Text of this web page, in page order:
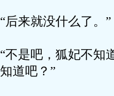
“后来就没什么了。”
“不是吧，狐妃不知
知道吧？”